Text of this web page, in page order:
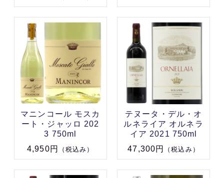
マニンコール モスカ
ート・ジャッロ 202
3 750ml
4,950円
（税込み）
テヌータ・デル・オ
ルネライア オルネラ
イア 2021 750ml
47,300円
（税込み）